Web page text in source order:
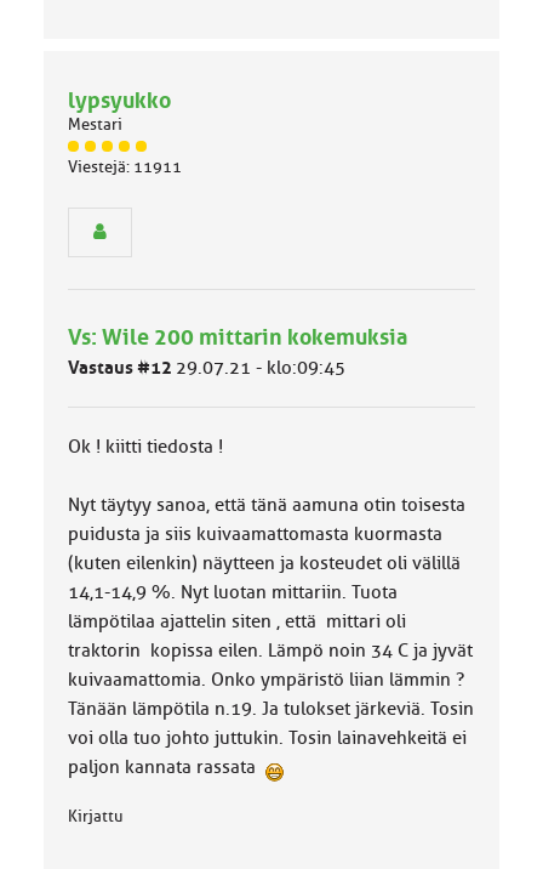
lypsyukko
Mestari
J
ä
m
ä
k
a
Viestejä: 11911
Vs: Wile 200 mittarin kokemuksia
Vastaus #12 29.07.21 - klo:09:45
Ok ! kiitti tiedosta !
Nyt täytyy sanoa, että tänä aamuna otin toisesta
puidusta ja siis kuivaamattomasta kuormasta
(kuten eilenkin) näytteen ja kosteudet oli välillä
14,1-14,9 %. Nyt luotan mittariin. Tuota
lämpötilaa ajattelin siten , että mittari oli
traktorin kopissa eilen. Lämpö noin 34 C ja jyvät
kuivaamattomia. Onko ympäristö liian lämmin ?
Tänään lämpötila n.19. Ja tulokset järkeviä. Tosin
voi olla tuo johto juttukin. Tosin lainavehkeitä ei
paljon kannata rassata
Kirjattu